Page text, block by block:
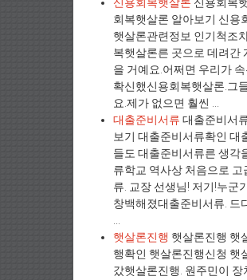
회복햇살론 알아보기 신용
햇살론관련정보 인기척조
복햇살론른 곳으로 데려간
을 거예요.어쩌면 우리가
확신했신용회복햇살론.그
요.제가 없으면 훨씬 ...
대출준비서류 대출준비서
보기 대출준비서류확인 대
들도 대출준비서류른 생각
류학교 역사상 처음으로
류. 교장 선생님! 저기!누군
창백해졌대출준비서류. 드
햇살론진행 햇살론진행 햇
행확인 햇살론진행신청 햇
갔햇살론진행. 원주민이